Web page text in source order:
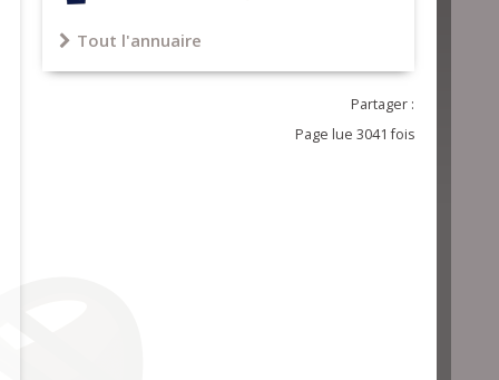
Tout l'annuaire
Partager :
Page lue 3041 fois